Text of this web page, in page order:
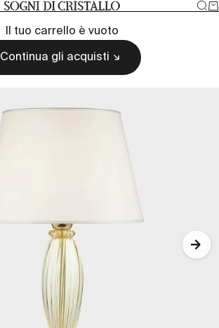
Sogni di cristallo
Il tuo carrello è vuoto
Continua gli acquisti